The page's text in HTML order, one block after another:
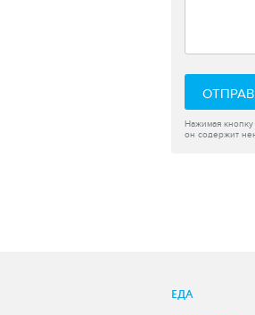
Нажимая кнопку
он содержит
ЕДА